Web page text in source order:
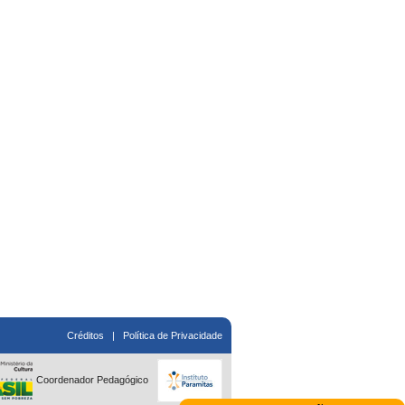
Créditos | Política de Privacidade
Coordenador Pedagógico